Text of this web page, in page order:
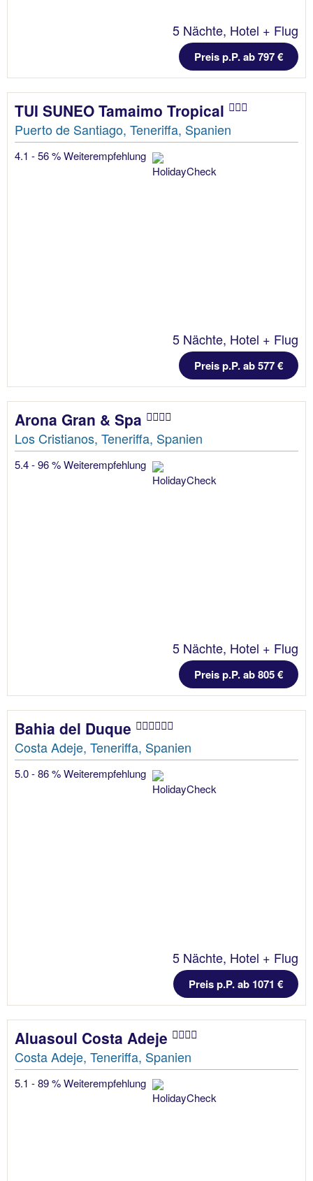
5 Nächte, Hotel + Flug
Preis p.P. ab 797 €
TUI SUNEO Tamaimo Tropical
Puerto de Santiago, Teneriffa, Spanien
4.1 - 56 % Weiterempfehlung
5 Nächte, Hotel + Flug
Preis p.P. ab 577 €
Arona Gran & Spa
Los Cristianos, Teneriffa, Spanien
5.4 - 96 % Weiterempfehlung
5 Nächte, Hotel + Flug
Preis p.P. ab 805 €
Bahia del Duque
Costa Adeje, Teneriffa, Spanien
5.0 - 86 % Weiterempfehlung
5 Nächte, Hotel + Flug
Preis p.P. ab 1071 €
Aluasoul Costa Adeje
Costa Adeje, Teneriffa, Spanien
5.1 - 89 % Weiterempfehlung